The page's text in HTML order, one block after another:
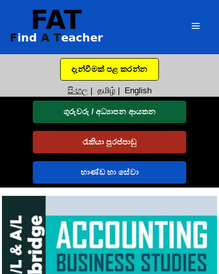
දැන්වීමක් පළ කරන්න
සිංහල | தமிழ் | English
ගුරුවරු / අධ්‍යාපන ආයතන
රැකියා පුරප්පාඩු
භාණ්ඩ හා සේවා